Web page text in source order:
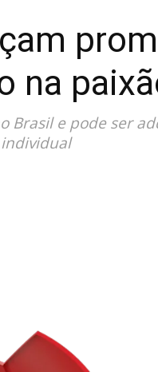
na
Brasil e pode ser